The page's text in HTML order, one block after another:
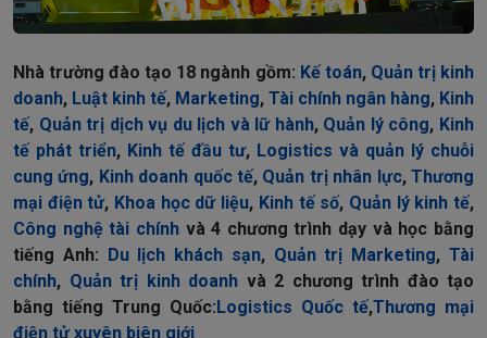
Nhà trường đào tạo 18 ngành gồm: Kế toán, Quản trị kinh
doanh, Luật kinh tế, Marketing, Tài chính ngân hàng, Kinh
tế, Quản trị dịch vụ du lịch và lữ hành, Quản lý công, Kinh
tế phát triển, Kinh tế đầu tư, Logistics và quản lý chuỗi
cung ứng, Kinh doanh quốc tế, Quản trị nhân lực,Thương
mại điện tử, Khoa học dữ liệu, Kinh tế số, Quản lý kinh tế,
Công nghệ tài chínhvà 4 chương trình dạy và học bằng
tiếng Anh:
Du lịch khách sạn, Quản trị Marketing,Tài
chính, Quản trị kinh doanh và 2 chương trình đào tạo
bằng tiếng Trung Quốc: Logistics Quốc tế,Thương mại
điện tử xuyên biên giới